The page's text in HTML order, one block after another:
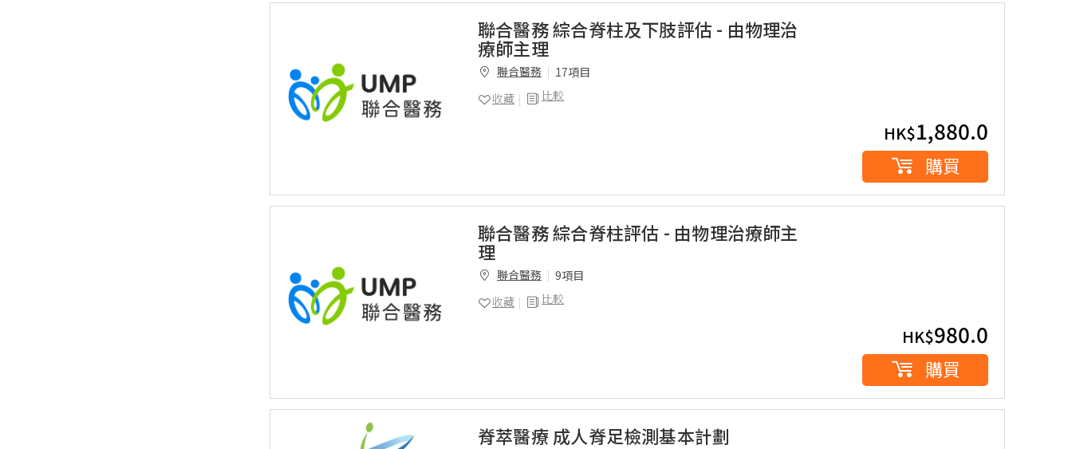
聯合醫務 綜合脊柱及下肢評估 - 由物理治
療師主理
聯合醫務
17項目
比較
收藏
HK$1,880.0
購買
聯合醫務 綜合脊柱評估 - 由物理治療師主
理
聯合醫務
9項目
比較
收藏
HK$980.0
購買
脊萃醫療 成人脊足檢測基本計劃